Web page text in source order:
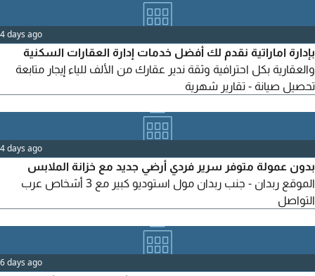
4 days ago
بإدارة اماراتية نقدم لك أفضل خدمات إدارة العقارات السكنية
والعقارية بكل احترافية وثقة ندير عقارك من الألف للياء إيجار متابعة
تحصيل صيانة - تقارير شهرية
4 days ago
بدون عمولة متوفر سرير فردي أرضي جديد مع خزانة الملابس
الموقع ربدان - جنب ربدان مول استوديو كبير مع 3 أشخاص عرب
التواصل
6 days ago